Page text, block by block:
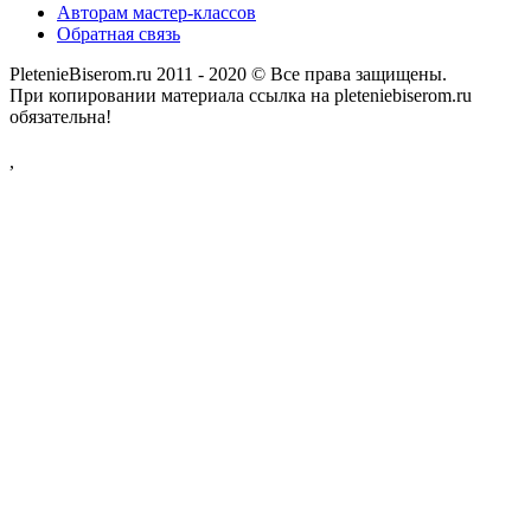
Авторам мастер-классов
Обратная связь
PletenieBiserom.ru 2011 - 2020 © Все права защищены.
При копировании материала ссылка на pleteniebiserom.ru
обязательна!
,